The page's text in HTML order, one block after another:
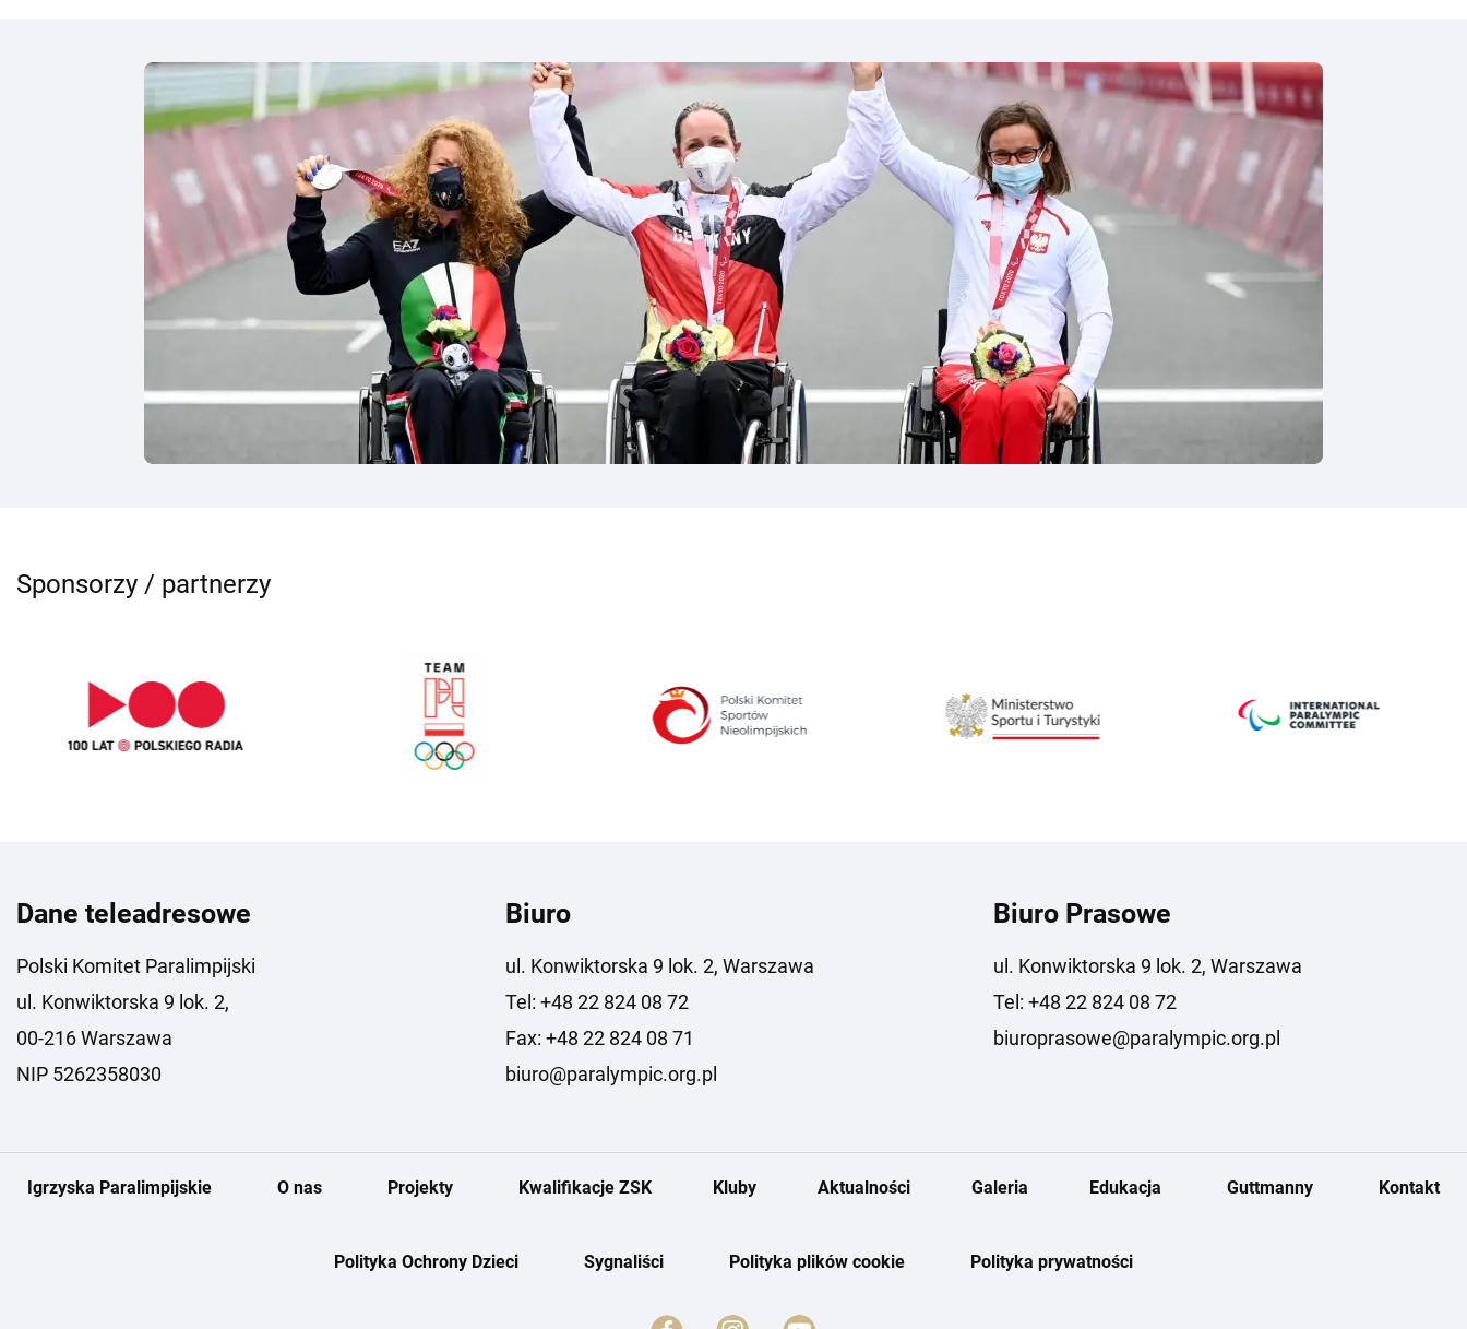
Sponsorzy / partnerzy
Dane teleadresowe
Polski Komitet Paralimpijski
ul. Konwiktorska 9 lok. 2,
00-216 Warszawa
NIP 5262358030
Biuro
ul. Konwiktorska 9 lok. 2, Warszawa
Tel: +48 22 824 08 72
Fax: +48 22 824 08 71
biuro@paralympic.org.pl
Biuro Prasowe
ul. Konwiktorska 9 lok. 2, Warszawa
Tel: +48 22 824 08 72
biuroprasowe@paralympic.org.pl
Igrzyska Paralimpijskie O nas Projekty Kwalifikacje ZSK Kluby Aktualności Galeria Edukacja Guttmanny Kontakt
Polityka Ochrony Dzieci Sygnaliści Polityka plików cookie Polityka prywatności